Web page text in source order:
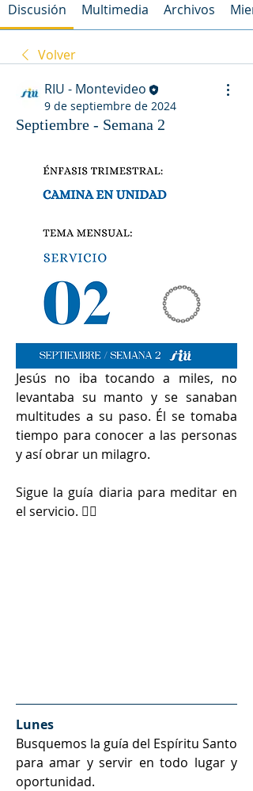
Discusión Multimedia Archivos
Volver
RIU - Montevideo
9 de septiembre de 2024
Septiembre - Semana 2
Jesús no iba tocando a miles, no
levantaba su manto y se sanaban
multitudes a su paso. Él se tomaba
tiempo para conocer a las personas
y así obrar un milagro.
Sigue la guía diaria para meditar en
el servicio. 👇🏻
Lunes
Busquemos la guía del Espíritu Santo
para amar y servir en todo lugar y
oportunidad.